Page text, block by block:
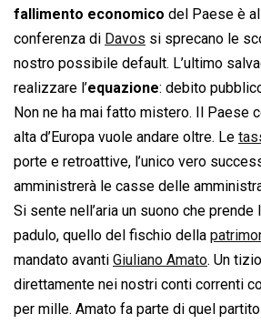
b
o
o
k
s
A
p
p
e
d
I
n
a
d
s
l
L
i
n
k
t
fallimento economico del Paese è
conferenza di Davos si sprecano le
nostro possibile default. L’ultimo
realizzare l’equazione: debito
Non ne ha mai fatto mistero. Il Paese
alta d’Europa vuole andare oltre. Le
porte e retroattive, l’unico vero
amministrerà le casse delle
Si sente nell’aria un suono che prende
padulo, quello del fischio della
mandato avanti Giuliano Amato. Un
direttamente nei nostri conti correnti
per mille. Amato fa parte di quel